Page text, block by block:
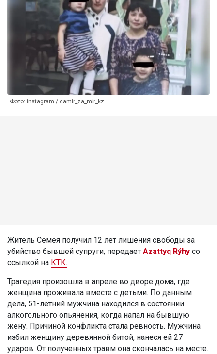
Фото: instagram / damir_za_mir_kz
Житель Семея получил 12 лет лишения свободы за
убийство бывшей супруги, передает Azattyq Rýhy со
ссылкой на КТК.
Трагедия произошла в апреле во дворе дома, где
женщина проживала вместе с детьми. По данным
дела, 51-летний мужчина находился в состоянии
алкогольного опьянения, когда напал на бывшую
жену. Причиной конфликта стала ревность. Мужчина
избил женщину деревянной битой, нанеся ей 27
ударов. От полученных травм она скончалась на месте.